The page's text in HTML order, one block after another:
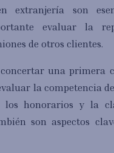
extranjería son
evaluar la
de otros clientes.
una primera
la competencia
los honorarios y la
son aspectos